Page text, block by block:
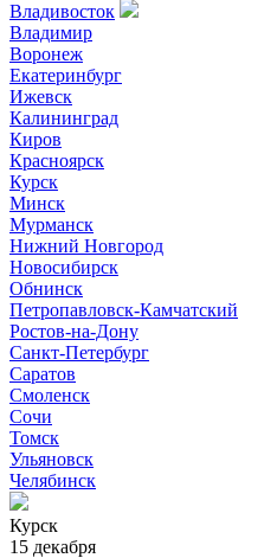
Владивосток
Владимир
Воронеж
Екатеринбург
Ижевск
Калининград
Киров
Красноярск
Курск
Минск
Мурманск
Нижний Новгород
Новосибирск
Обнинск
Петропавловск-Камчатский
Ростов-на-Дону
Санкт-Петербург
Саратов
Смоленск
Сочи
Томск
Ульяновск
Челябинск
Курск
15 декабря